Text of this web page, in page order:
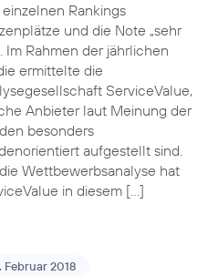
Rankings
und die Note „sehr
Im Rahmen der jährlichen
ermittelte die
ServiceValue,
Anbieter laut Meinung der
besonders
aufgestellt sind.
Wettbewerbsanalyse hat
in diesem […]
Februar 2018